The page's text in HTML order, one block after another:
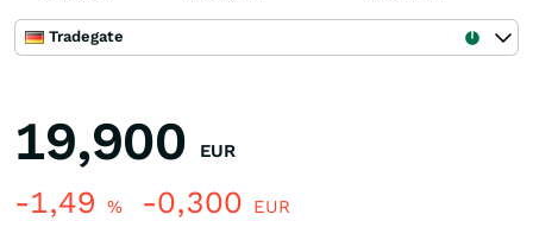
Tradegate
19,900 EUR
-1,49 % -0,300 EUR